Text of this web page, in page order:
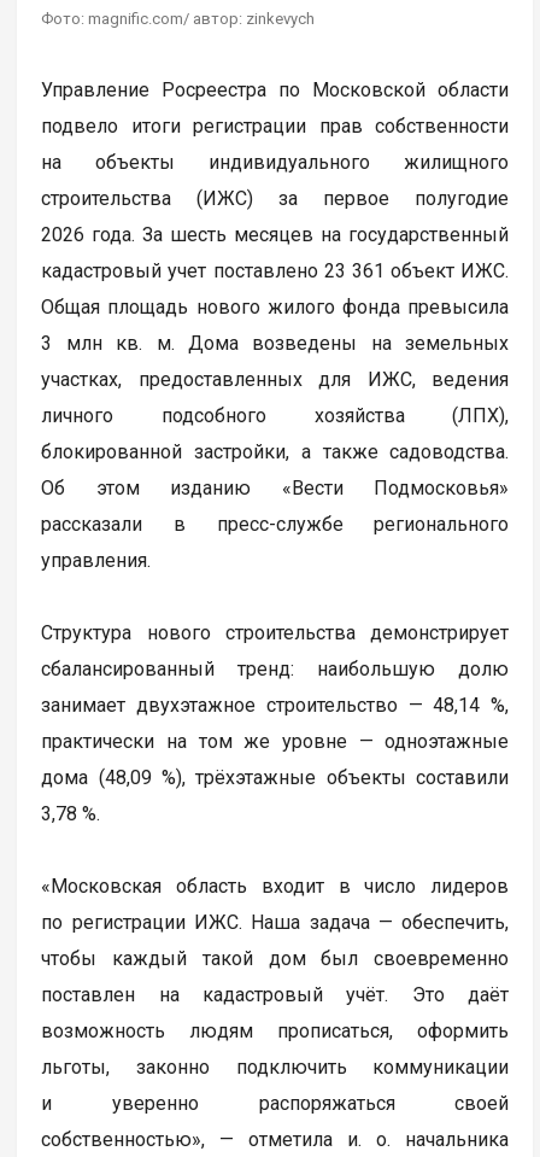
Фото: magnific.com/ автор: zinkevych
Управление Росреестра по Московской области
подвело итоги регистрации прав собственности
на объекты индивидуального жилищного
строительства (ИЖС) за первое полугодие
2026 года. За шесть месяцев на государственный
кадастровый учет поставлено 23 361 объект ИЖС.
Общая площадь нового жилого фонда превысила
3 млн кв. м. Дома возведены на земельных
участках, предоставленных для ИЖС, ведения
личного подсобного хозяйства (ЛПХ),
блокированной застройки, а также садоводства.
Об этом изданию «Вести Подмосковья»
рассказали в пресс-службе регионального
управления.
Структура нового строительства демонстрирует
сбалансированный тренд: наибольшую долю
занимает двухэтажное строительство — 48,14 %,
практически на том же уровне — одноэтажные
дома (48,09 %), трёхэтажные объекты составили
3,78 %.
«Московская область входит в число лидеров
по регистрации ИЖС. Наша задача — обеспечить,
чтобы каждый такой дом был своевременно
поставлен на кадастровый учёт. Это даёт
возможность людям прописаться, оформить
льготы, законно подключить коммуникации
и уверенно распоряжаться своей
собственностью», — отметила и. о. начальника